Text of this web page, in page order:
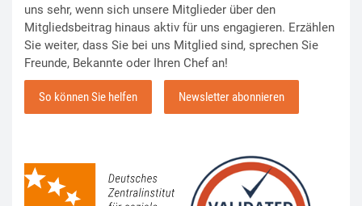
uns sehr, wenn sich unsere Mitglieder über den
Mitgliedsbeitrag hinaus aktiv für uns engagieren. Erzählen
Sie weiter, dass Sie bei uns Mitglied sind, sprechen Sie
Freunde, Bekannte oder Ihren Chef an!
So können Sie helfen Newsletter abonnieren